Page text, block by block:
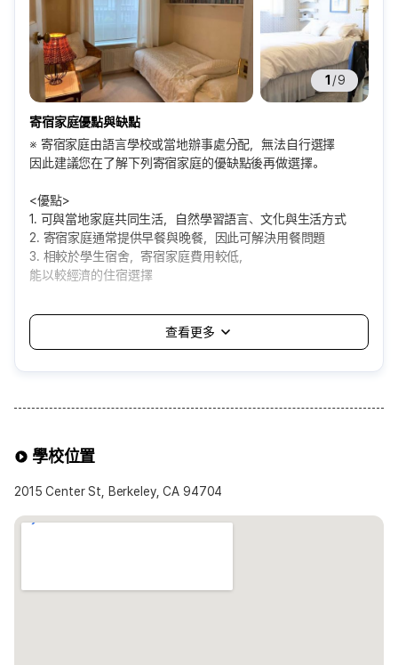
1 /9
寄宿家庭優點與缺點
※ 寄宿家庭由語言學校或當地辦事處分配，無法自行選擇
因此建議您在了解下列寄宿家庭的優缺點後再做選擇。
<優點>
1. 可與當地家庭共同生活，自然學習語言、文化與生活方式
2. 寄宿家庭通常提供早餐與晚餐，因此可解決用餐問題
3. 相較於學生宿舍，寄宿家庭費用較低，
能以較經濟的住宿選擇
<缺點>
1. 由語言學校自動分配，可能會遇到自己無法適應的家庭
2. 需適應家庭的生活方式與規矩，個人空間與自由可能受限
3. 飲食或生活習慣差異，可能造成不便
通勤時間可能較長
※可選擇項目※
• 基本為Half-Board(提供早餐與晚餐)
• 若希望Breakfast Only(僅提供早餐)或Self-
• 部分語言學校可提供私人浴室選項，可自由選擇
學校位置
2015 Center St, Berkeley, CA 94704